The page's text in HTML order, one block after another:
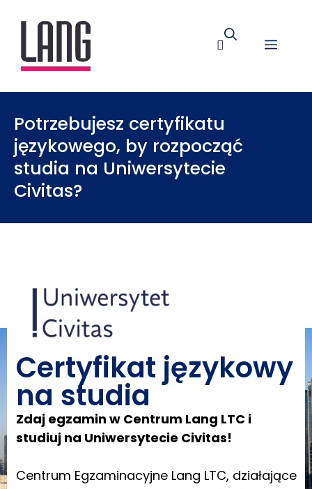
Potrzebujesz certyfikatu
językowego, by rozpocząć
studia na Uniwersytecie
Civitas?
Certyfikat językowy
na studia
Zdaj egzamin w Centrum Lang LTC i
studiuj na Uniwersytecie Civitas!
Centrum Egzaminacyjne Lang LTC, działające